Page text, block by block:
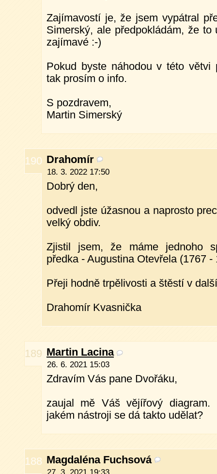
Zajímavostí je, že jsem vypátral
Simerský, ale předpokládám, že
zajímavé :-)
Pokud byste náhodou v této větvi
tak prosím o info.
S pozdravem,
Martin Simerský
190 Drahomír
18. 3. 2022 17:50
Dobrý den,
odvedl jste úžasnou a naprosto
velký obdiv.
Zjistil jsem, že máme jednoho
předka - Augustina Otevřela (1767
Přeji hodně trpělivosti a štěstí v
Drahomír Kvasnička
189 Martin Lacina
26. 6. 2021 15:03
Zdravím Vás pane Dvořáku,
zaujal mě Váš vějířový
jakém nástroji se dá takto udělat?
188 Magdaléna Fuchsová
27. 3. 2021 19:33